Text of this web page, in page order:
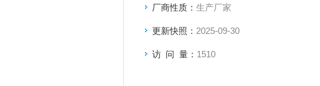
厂商性质： 生产厂家
更新快照： 2025-09-30
访 问 量： 1510